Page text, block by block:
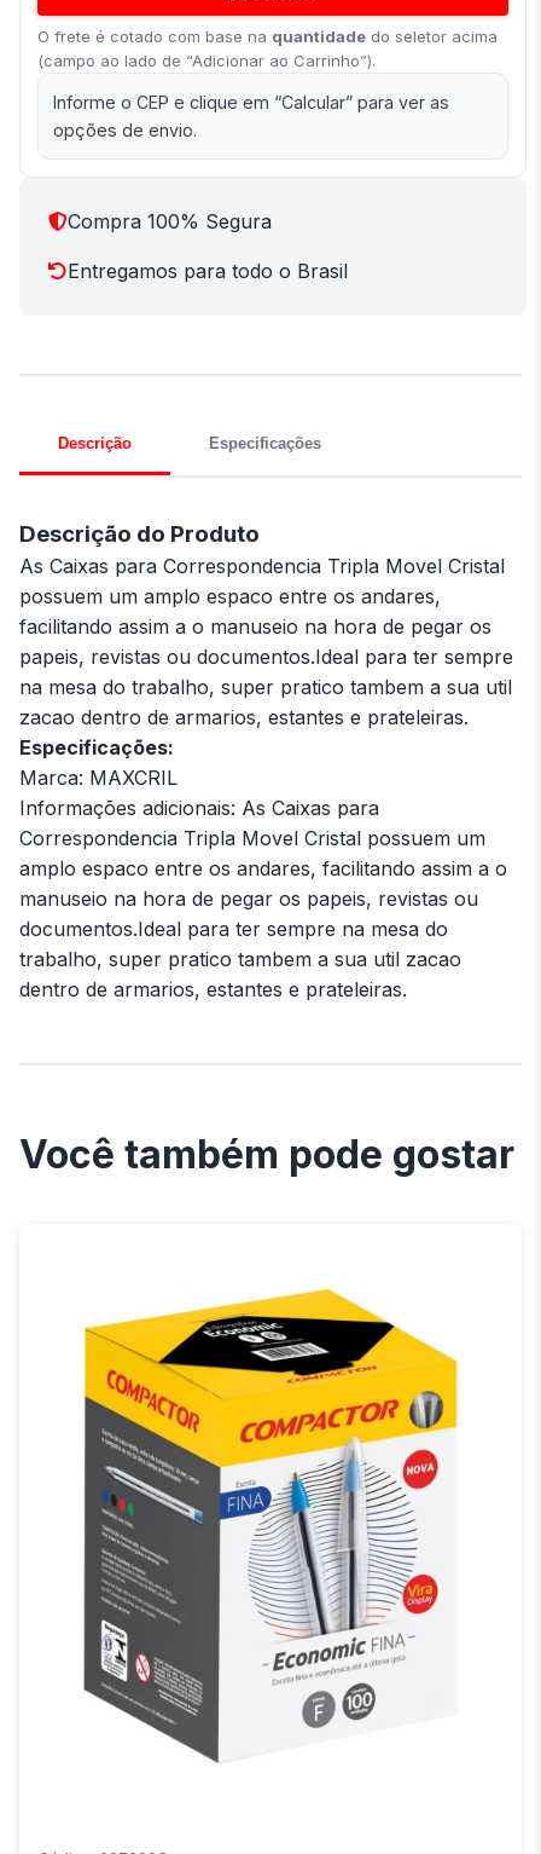
O frete é cotado com base na quantidade do seletor acima
(campo ao lado de “Adicionar ao Carrinho”).
Informe o CEP e clique em “Calcular” para ver as
opções de envio.
Compra 100% Segura
Entregamos para todo o Brasil
Descrição Especificações
Descrição do Produto
As Caixas para Correspondencia Tripla Movel Cristal
possuem um amplo espaco entre os andares,
facilitando assim a o manuseio na hora de pegar os
papeis, revistas ou documentos.Ideal para ter sempre
na mesa do trabalho, super pratico tambem a sua util
zacao dentro de armarios, estantes e prateleiras.
Especificações:
Marca: MAXCRIL
Informações adicionais: As Caixas para
Correspondencia Tripla Movel Cristal possuem um
amplo espaco entre os andares, facilitando assim a o
manuseio na hora de pegar os papeis, revistas ou
documentos.Ideal para ter sempre na mesa do
trabalho, super pratico tambem a sua util zacao
dentro de armarios, estantes e prateleiras.
Você também pode gostar